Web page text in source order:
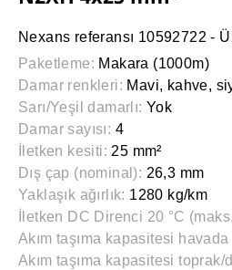
Nexans referansı 10592722 -
Paketleme: Makara (1000m)
Damar renkleri: Mavi, kahve,
Sarı/Yeşil damarlı: Yok
Damar sayısı: 4
İletken kesiti: 25 mm²
Dış çap (nominal): 26,3 mm
Yaklaşık ağırlık: 1280 kg/km
İletken DC Direnci 20 °C
Akım taşıma kapasitesi havada
Akım taşıma kapasitesi toprak/